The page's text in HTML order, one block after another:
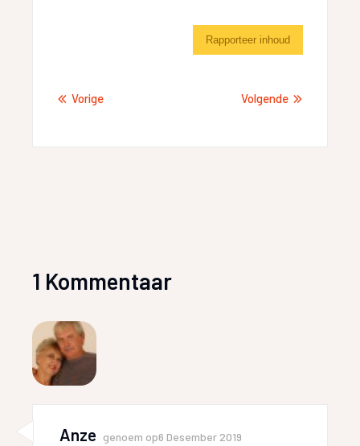
Rapporteer inhoud
Vorige Volgende
1 Kommentaar
Anze genoem op6 Desember 2019